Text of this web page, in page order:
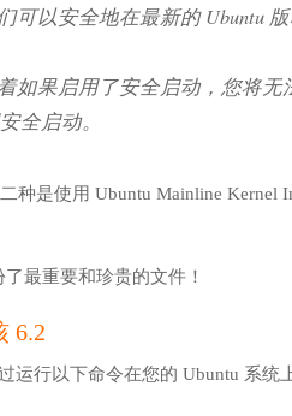
可以安全地在最新的 Ubuntu
如果启用了安全启动，您将无
全启动。
是使用 Ubuntu Mainline Kernel
最重要和珍贵的文件！
6.2
运行以下命令在您的 Ubuntu 系统